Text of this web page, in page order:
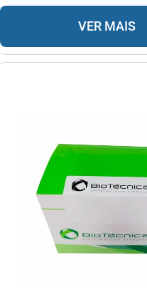
VER MAIS